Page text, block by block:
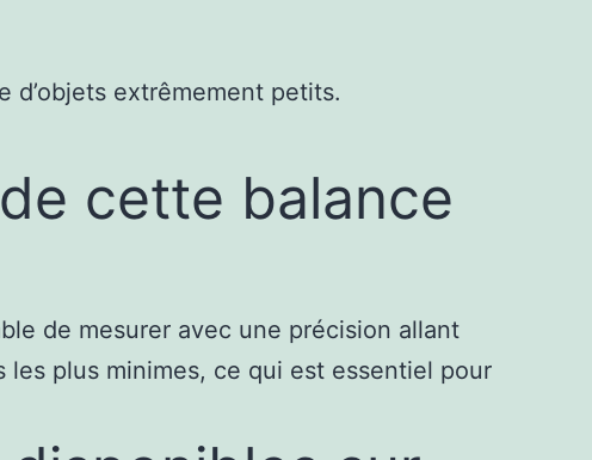
d’objets extrêmement petits.
cette balance
de mesurer avec une précision allant
les plus minimes, ce qui est essentiel pour